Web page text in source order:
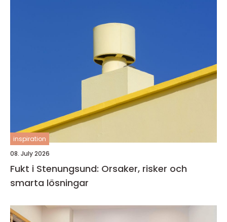
inspiration
08. July 2026
Fukt i Stenungsund: Orsaker, risker och
smarta lösningar